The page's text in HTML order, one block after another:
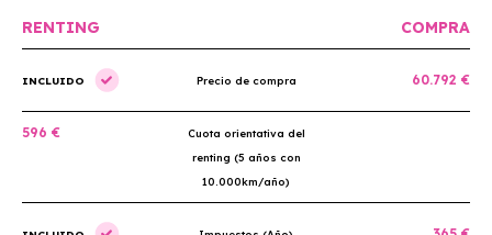
RENTING COMPRA
INCLUIDO Precio de compra 60.792 €
596 €
Cuota orientativa del
renting (5 años con
10.000km/año)